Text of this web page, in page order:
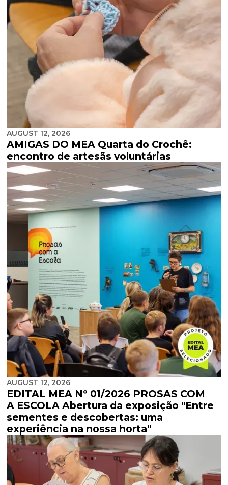
AUGUST 12, 2026
AMIGAS DO MEA Quarta do Crochê:
encontro de artesãs voluntárias
AUGUST 12, 2026
EDITAL MEA Nº 01/2026 PROSAS COM
A ESCOLA Abertura da exposição "Entre
sementes e descobertas: uma
experiência na nossa horta"